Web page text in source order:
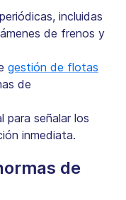
incluidas
de frenos y
gestión de flotas
de
para señalar los
inmediata.
de